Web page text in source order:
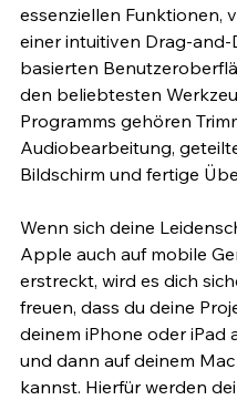
essenziellen Funktionen,
einer intuitiven Drag-
basierten
den beliebtesten
Programms gehören
Audiobearbeitung,
Bildschirm und fertige
Wenn sich deine
Apple auch auf mobile
erstreckt, wird es dich
freuen, dass du deine
deinem iPhone oder iPad
und dann auf deinem
kannst. Hierfür werden